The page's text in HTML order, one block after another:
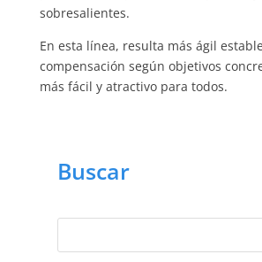
sobresalientes.
En esta línea, resulta más ágil
compensación según objetivos
más fácil y atractivo para todos.
Buscar